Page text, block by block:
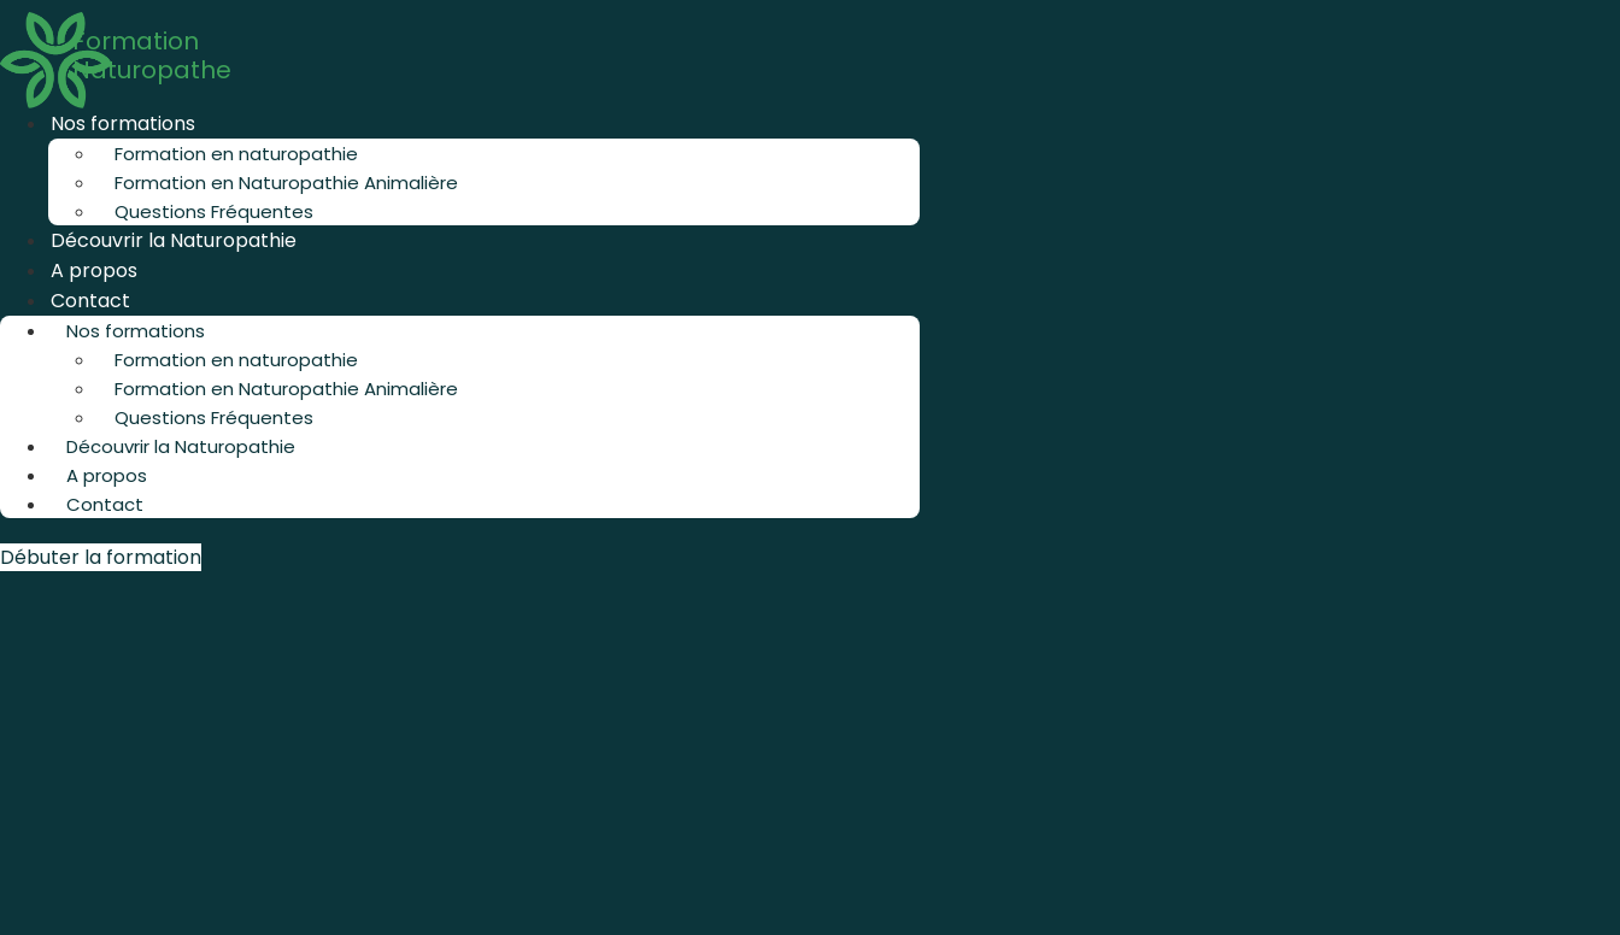
Aller
contenu
Formation
Naturopathe
Nos formations
Formation en naturopathie
Formation en Naturopathie Animalière
Questions Fréquentes
Découvrir la Naturopathie
A propos
Contact
Nos formations
Formation en naturopathie
Formation en Naturopathie Animalière
Questions Fréquentes
Découvrir la Naturopathie
A propos
Contact
Débuter la formation